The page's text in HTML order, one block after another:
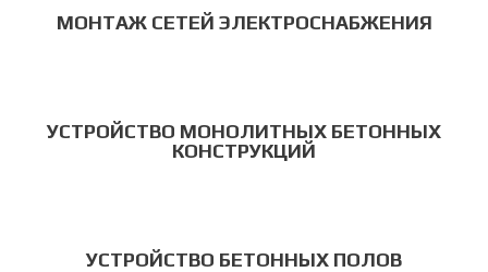
МОНТАЖ СЕТЕЙ ЭЛЕКТРОСНАБЖЕНИЯ
УСТРОЙСТВО МОНОЛИТНЫХ БЕТОННЫХ
КОНСТРУКЦИЙ
УСТРОЙСТВО БЕТОННЫХ ПОЛОВ